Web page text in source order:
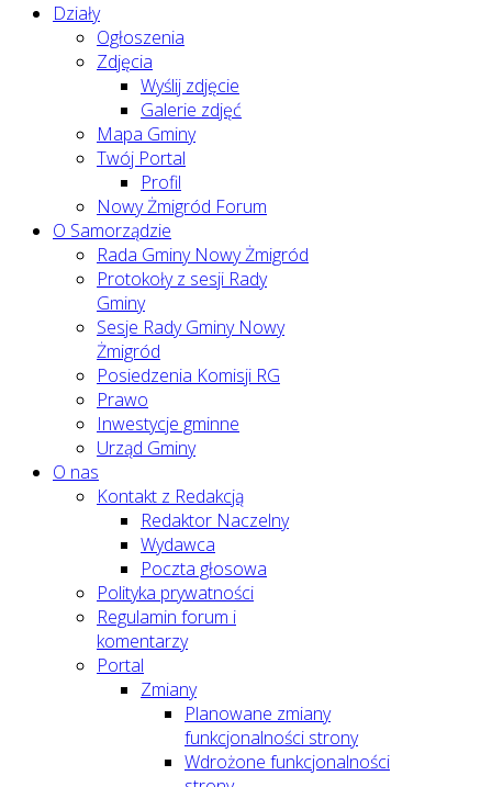
Działy
Ogłoszenia
Zdjęcia
Wyślij zdjęcie
Galerie zdjęć
Mapa Gminy
Twój Portal
Profil
Nowy Żmigród Forum
O Samorządzie
Rada Gminy Nowy Żmigród
Protokoły z sesji Rady
Gminy
Sesje Rady Gminy Nowy
Żmigród
Posiedzenia Komisji RG
Prawo
Inwestycje gminne
Urząd Gminy
O nas
Kontakt z Redakcją
Redaktor Naczelny
Wydawca
Poczta głosowa
Polityka prywatności
Regulamin forum i
komentarzy
Portal
Zmiany
Planowane zmiany
funkcjonalności strony
Wdrożone funkcjonalności